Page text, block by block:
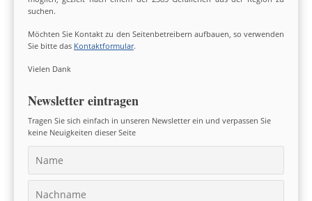
suchen.
Möchten Sie Kontakt zu den Seitenbetreibern aufbauen, so verwenden
Sie bitte das Kontaktformular.
Vielen Dank
Newsletter eintragen
Tragen Sie sich einfach in unseren Newsletter ein und verpassen Sie
keine Neuigkeiten dieser Seite